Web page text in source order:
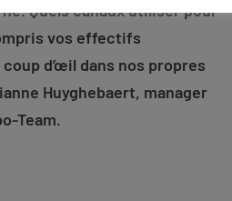
Quels canaux utiliser pour
vos effectifs
d’œil dans nos propres
Huyghebaert, manager
Team.